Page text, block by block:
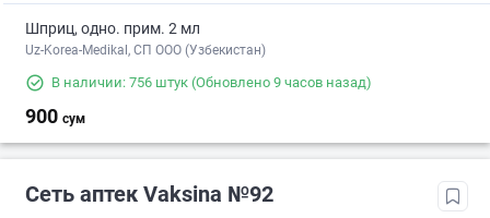
Шприц, одно. прим. 2 мл
Uz-Korea-Medikal, СП ООО (Узбекистан)
В наличии: 756 штук (Обновлено 9 часов назад)
900 сум
Сеть аптек Vaksina №92